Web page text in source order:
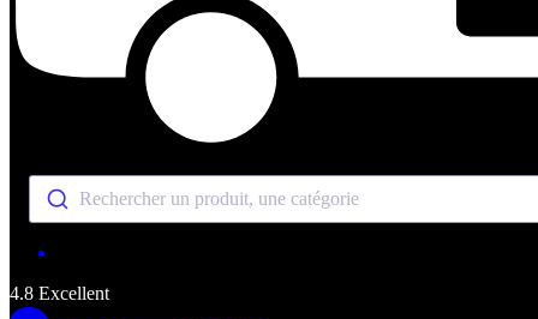
Rechercher un produit, une catégorie
4.8 Excellent